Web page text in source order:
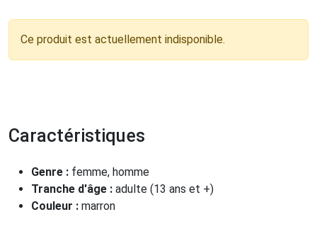
Ce produit est actuellement indisponible.
Caractéristiques
Genre : femme, homme
Tranche d'âge : adulte (13 ans et +)
Couleur : marron